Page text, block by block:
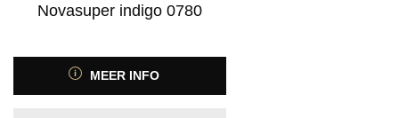
Novasuper indigo 0780
MEER INFO